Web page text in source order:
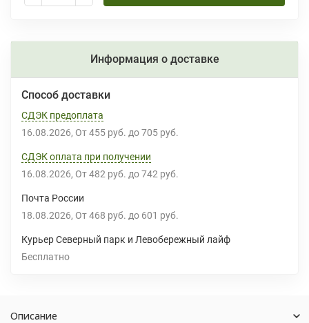
Информация о доставке
Способ доставки
СДЭК предоплата
16.08.2026 От 455 руб. до 705 руб.
СДЭК оплата при получении
16.08.2026 От 482 руб. до 742 руб.
Почта России
18.08.2026 От 468 руб. до 601 руб.
Курьер Северный парк и Левобережный лайф
Бесплатно
Описание